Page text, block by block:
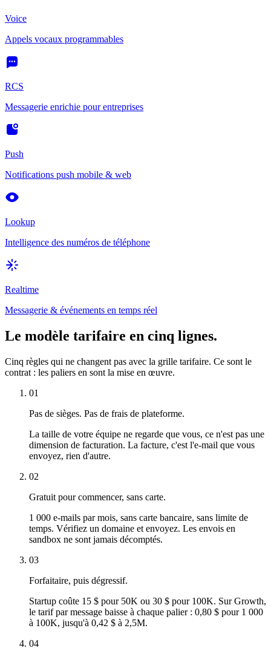
Voice
Appels vocaux programmables
RCS
Messagerie enrichie pour entreprises
Push
Notifications push mobile & web
Lookup
Intelligence des numéros de téléphone
Realtime
Messagerie & événements en temps réel
Le modèle tarifaire en cinq lignes.
Cinq règles qui ne changent pas avec la grille tarifaire. Ce sont le
contrat : les paliers en sont la mise en œuvre.
01
Pas de sièges. Pas de frais de plateforme.
La taille de votre équipe ne regarde que vous, ce n'est pas une
dimension de facturation. La facture, c'est l'e-mail que vous
envoyez, rien d'autre.
02
Gratuit pour commencer, sans carte.
1 000 e-mails par mois, sans carte bancaire, sans limite de
temps. Vérifiez un domaine et envoyez. Les envois en
sandbox ne sont jamais décomptés.
03
Forfaitaire, puis dégressif.
Startup coûte 15 $ pour 50K ou 30 $ pour 100K. Sur Growth,
le tarif par message baisse à chaque palier : 0,80 $ pour 1 000
à 100K, jusqu'à 0,42 $ à 2,5M.
04